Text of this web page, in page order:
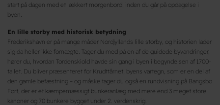
start på dagen med et lækkert morgenbord, inden du går på opdagelse i
byen.
En lille storby med historisk betydning
Frederikshavn er på mange måder Nordjyllands lille storby, og historien lader
sig da heller ikke fornægte. Tager du med på en af de guidede byvandringer,
hører du, hvordan Tordenskiold havde sin gang i byen i begyndelsen af 1700-
tallet. Du bliver præsenteret for Krudttårnet, byens vartegn, som er en del af
den gamle befæstning – og måske tager du også en rundvisning på Bangsbo
Fort, der er et kæmpemæssigt bunkeranlæg med mere end 3 meget store
kanoner og 70 bunkere bygget under 2. verdenskrig.